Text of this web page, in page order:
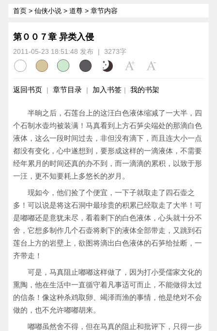
首页 > 仙侠小说 > 道尊 > 章节内容
第００７章 异类入侵
2011-05-23 18:51:48 发布 | 3273字
返回书页 | 章节目录 | 加入书签 | 我的书架
半晌之后，石莲台上的这汪白色液体缩减了一大半，四
个石制水壶均被装满！马真看到上方石笋尖端处的那滴白色
液体，这么一段时间过去，非但没有滴下，而且连大小一点
都没有变化，心中遂想到，要形成这样的一滴液体，不需要
经年累月的时间还真的办不到，而一滴滴的累积，以致于形
一汪，更不知要耗上多悠长的岁月。
现如今，他们捡了个便宜，一下子就取走了四石壶之
多！可以说是将这石洞中最珍贵的积累已经取走了大半！可
是嘟嘟还是意犹未尽，看着剩下的白色液体，心头就十分不
舍，它想多制作几个石壶将剩下的液体全部带走，又跳到石
莲台上方的岩壁上，欲图将滴出白色液体的石笋给扯断，一
齐带走！
可是，马真阻止嘟嘟这样做了，因为打小受儒家文化的
熏陶，他在生活中一直循守着凡事适可而止，不能做得太过
的信条！像这种杀鸡取卵、竭泽而渔的事情，他是绝对不会
做的，也不允许嘟嘟胡来。
嘟嘟虽然舍不得，但在马真的阻止和批评下，只得一步